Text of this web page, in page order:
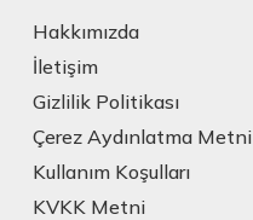
Hakkımızda
İletişim
Gizlilik Politikası
Çerez Aydınlatma Metni
Kullanım Koşulları
KVKK Metni